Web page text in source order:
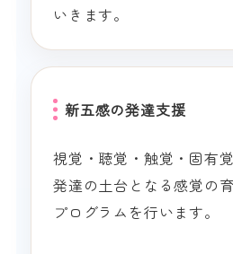
いきます。
新五感の発達支援
視覚・聴覚・触覚・固有
発達の土台となる感覚の
プログラムを行います。